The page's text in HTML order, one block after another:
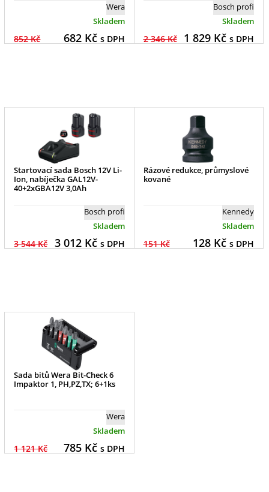
Wera
Skladem
852 Kč 682Kč s DPH
Bosch profi
Skladem
2 346 Kč 1 829Kč s DPH
Startovací sada Bosch 12V Li-
Ion, nabíječka GAL12V-
40+2xGBA12V 3,0Ah
Bosch profi
Skladem
3 544 Kč 3 012Kč s DPH
Rázové redukce, průmyslové
kované
Kennedy
Skladem
151 Kč 128Kč s DPH
Sada bitů Wera Bit-Check 6
Impaktor 1, PH,PZ,TX; 6+1ks
Wera
Skladem
1 121 Kč 785Kč s DPH